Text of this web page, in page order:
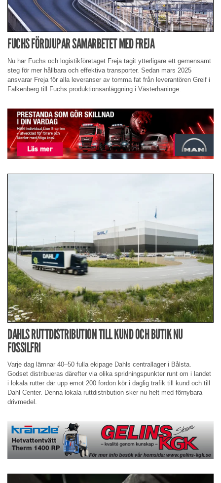
FUCHS FÖRDJUPAR SAMARBETET MED FREJA
Nu har Fuchs och logistikföretaget Freja tagit ytterligare ett gemensamt
steg för mer hållbara och effektiva transporter. Sedan mars 2025
ansvarar Freja för alla leveranser av tomma fat från leverantören Greif i
Falkenberg till Fuchs produktionsanläggning i Västerhaninge.
DAHLS RUTTDISTRIBUTION TILL KUND OCH BUTIK NU
FOSSILFRI
Varje dag lämnar 40–50 fulla ekipage Dahls centrallager i Bålsta.
Godset distribueras därefter via olika spridningspunkter runt om i landet
i lokala rutter där upp emot 200 fordon kör i daglig trafik till kund och till
Dahl Center. Denna lokala ruttdistribution sker nu helt med förnybara
drivmedel.